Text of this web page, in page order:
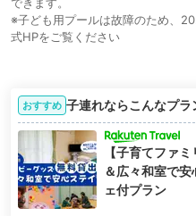
※子ども用プールは故障のため、
式HPをご覧ください
おすすめ 子連れならこんなプラ
【子育てファ
＆広々和室で
ェ付プラン